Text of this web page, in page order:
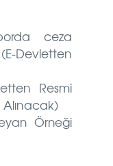
ceza
Devletten
Resmi
Örneği